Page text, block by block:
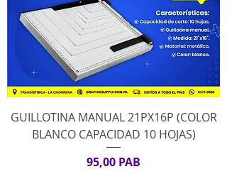
GUILLOTINA MANUAL 21PX16P (COLOR
BLANCO CAPACIDAD 10 HOJAS)
Precio
95,00 PAB